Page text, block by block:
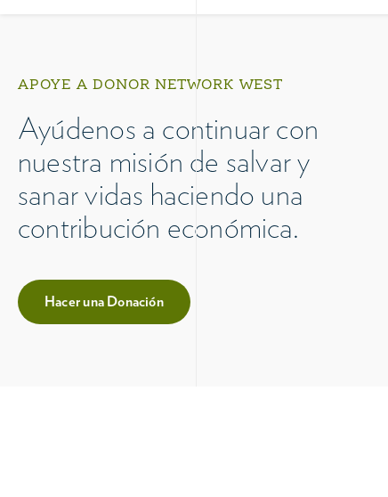
APOYE A DONOR NETWORK WEST
Ayúdenos a continuar con
nuestra misión de salvar y
sanar vidas haciendo una
contribución económica.
Hacer una Donación